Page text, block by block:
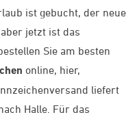
ist gebucht, der neue
jetzt ist das
Sie am besten
online, hier,
liefert
Halle. Für das